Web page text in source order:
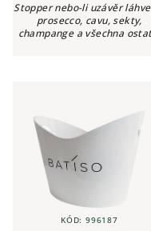
Stopper nebo-li uzávěr
prosecco, cavu, sekty,
champange a všechna
KÓD:996187